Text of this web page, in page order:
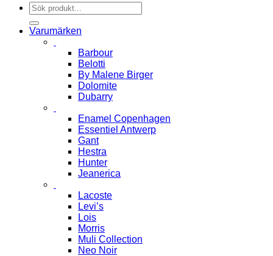
Sök
efter:
Varumärken
Barbour
Belotti
By Malene Birger
Dolomite
Dubarry
Enamel Copenhagen
Essentiel Antwerp
Gant
Hestra
Hunter
Jeanerica
Lacoste
Levi’s
Lois
Morris
Muli Collection
Neo Noir